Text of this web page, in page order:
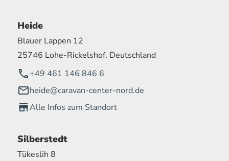
Heide
Blauer Lappen 12
25746 Lohe-Rickelshof, Deutschland
+49 461 146 846 6
heide@caravan-center-nord.de
Alle Infos zum Standort
Silberstedt
Tükeslih 8